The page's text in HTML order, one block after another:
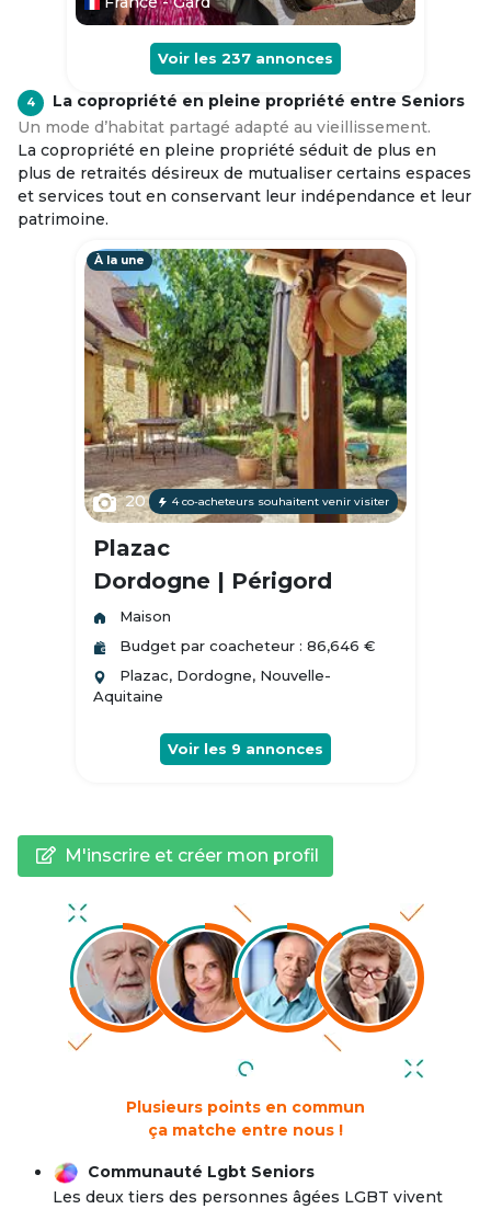
Voir les 237 annonces
4
La copropriété en pleine propriété entre Seniors
Un mode d’habitat partagé adapté au vieillissement.
La copropriété en pleine propriété séduit de plus en
plus de retraités désireux de mutualiser certains espaces
et services tout en conservant leur indépendance et leur
patrimoine.
À la une
20 4 co-acheteurs souhaitent venir visiter
Plazac
Dordogne | Périgord
Maison
Budget par coacheteur : 86,646 €
Plazac, Dordogne, Nouvelle-
Aquitaine
Voir les 9 annonces
M'inscrire et créer mon profil
Plusieurs points en commun
ça matche entre nous !
Communauté Lgbt Seniors
Les deux tiers des personnes âgées LGBT vivent